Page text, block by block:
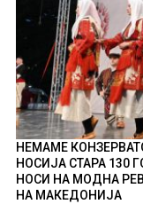
НЕМАМЕ
НОСИЈА СТАРА 130
НОСИ НА МОДНА
НА МАКЕДОНИЈА